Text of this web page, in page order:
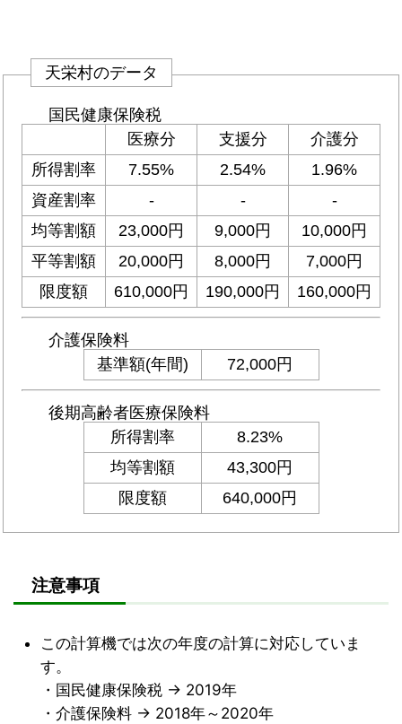
注意事項
この計算機では次の年度の計算に対応していま
す。
・国民健康保険税 → 2019年
・介護保険料 → 2018年～2020年